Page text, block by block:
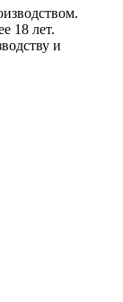
18 лет.
и